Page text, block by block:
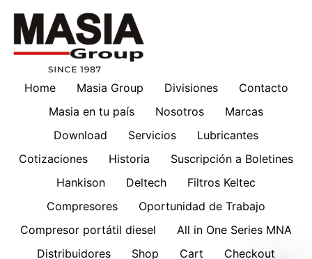
Home Masia Group Divisiones
Contacto
Masia en tu país
Nosotros
Marcas
Download
Servicios
Lubricantes
Cotizaciones
Historia
Suscripción a Boletines
Hankison
Deltech
Filtros Keltec
Compresores
Oportunidad de Trabajo
Compresor portátil diesel
All in One Series MNA
Distribuidores
Shop Cart Checkout